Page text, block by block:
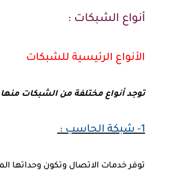
أنواع الشبكات :
الأنواع الرئيسية للشبكات
توجد أنواع مختلفة من الشبكات منها
1- شبكة الحاسب :
توفر خدمات الاتصال وتكون وحداتها